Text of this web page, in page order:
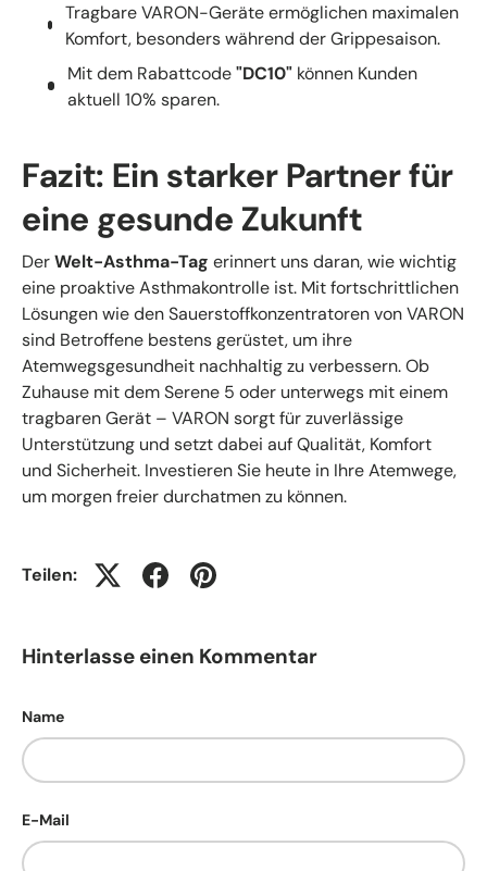
Tragbare VARON-Geräte ermöglichen maximalen
Komfort, besonders während der Grippesaison.
Mit dem Rabattcode"DC10" können Kunden
aktuell 10% sparen.
Fazit: Ein starker Partner für
eine gesunde Zukunft
DerWelt-Asthma-Tag erinnert uns daran, wie wichtig
eine proaktive Asthmakontrolle ist. Mit fortschrittlichen
Lösungen wie den Sauerstoffkonzentratoren von VARON
sind Betroffene bestens gerüstet, um ihre
Atemwegsgesundheit nachhaltig zu verbessern. Ob
Zuhause mit dem Serene 5 oder unterwegs mit einem
tragbaren Gerät – VARON sorgt für zuverlässige
Unterstützung und setzt dabei auf Qualität, Komfort
und Sicherheit. Investieren Sie heute in Ihre Atemwege,
um morgen freier durchatmen zu können.
Teilen:
Hinterlasse einen Kommentar
Name
E-Mail